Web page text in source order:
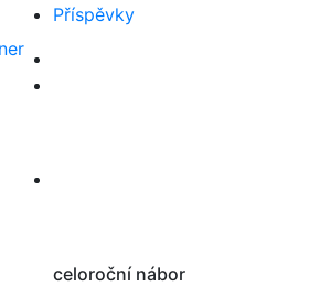
Příspěvky
celoroční nábor